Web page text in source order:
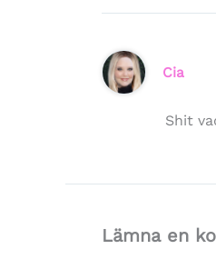
Cia
Shit
Lämna en